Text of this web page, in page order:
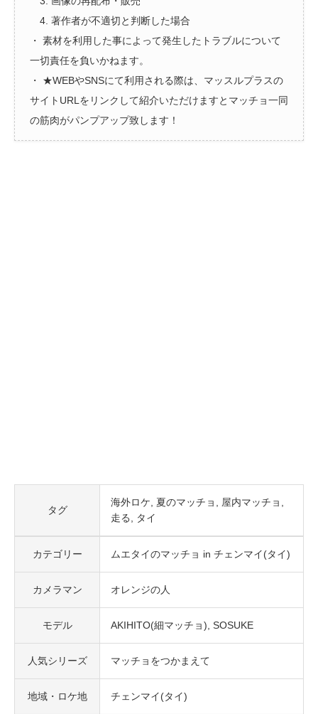
4. 著作者が不適切と判断した場合
・ 素材を利用した事によって発生したトラブルについて
一切責任を負いかねます。
・ ★WEBやSNSにて利用される際は、マッスルプラスの
サイトURLをリンクして紹介いただけますとマッチョ一同
の筋肉がパンプアップ致します！
タグ
海外ロケ 夏のマッチョ
屋内マッチョ
走る
タイ
カテゴリー ムエタイのマッチョ in チェンマイ(タイ)
カメラマン オレンジの人
モデル AKIHITO(細マッチョ) SOSUKE
人気シリーズ マッチョをつかまえて
地域・ロケ地 チェンマイ(タイ)